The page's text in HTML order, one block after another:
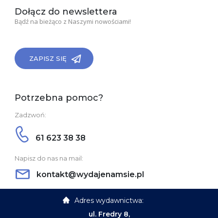
Dołącz do newslettera
Bądź na bieżąco z Naszymi nowościami!
ZAPISZ SIĘ
Potrzebna pomoc?
Zadzwoń:
61 623 38 38
Napisz do nas na mail:
kontakt@wydajenamsie.pl
Adres wydawnictwa:
ul. Fredry 8,